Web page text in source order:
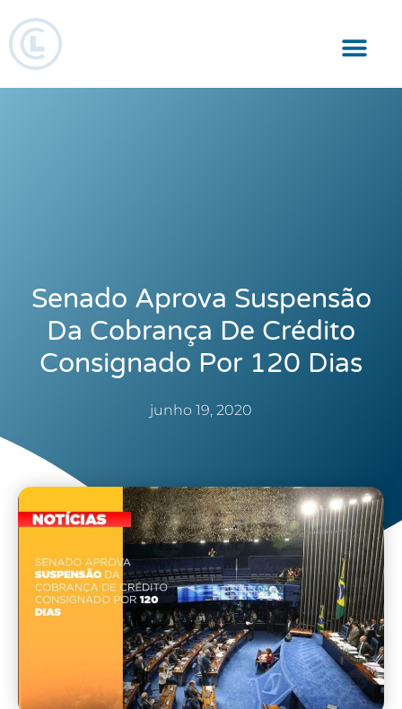
Senado Aprova Suspensão
Da Cobrança De Crédito
Consignado Por 120 Dias
junho 19, 2020